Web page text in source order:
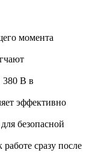
момента
380 В в
эффективно
безопасной
сразу после